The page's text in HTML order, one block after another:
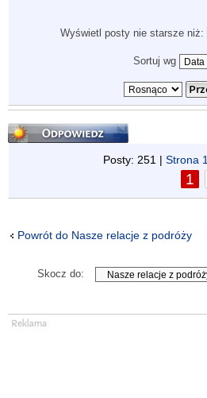
Wyświetl posty nie starsze niż:
Sortuj wg
Odpowiedz
Posty: 251 | Strona 1
1
Powrót do Nasze relacje z podróży
Skocz do: